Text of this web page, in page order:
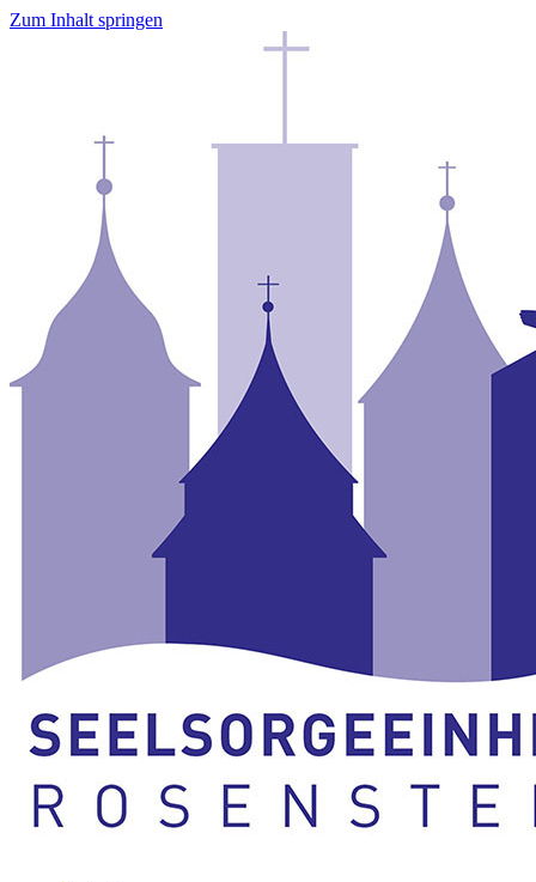
Zum Inhalt springen